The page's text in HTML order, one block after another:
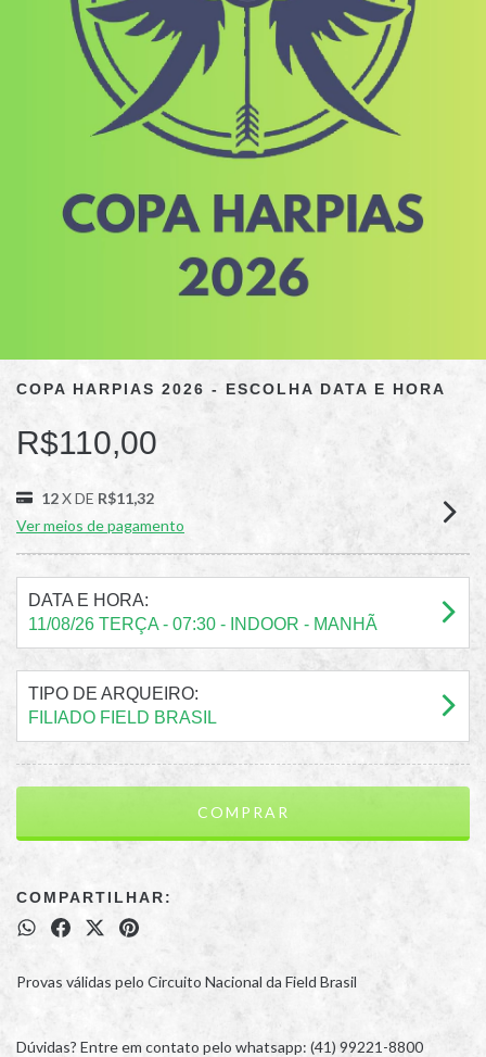
COPA HARPIAS 2026 - ESCOLHA DATA E HORA
R$110,00
12X DE R$11,32
Ver meios de pagamento
DATA E HORA:
11/08/26 TERÇA - 07:30 - INDOOR - MANHÃ
TIPO DE ARQUEIRO:
FILIADO FIELD BRASIL
COMPARTILHAR:
Provas válidas pelo Circuito Nacional da Field Brasil
Dúvidas? Entre em contato pelo whatsapp: (41) 99221-8800